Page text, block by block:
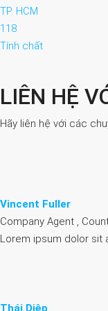
TP. HCM
118
Tính chất
LIÊN HỆ
Hãy liên hệ với các
Vincent Fuller
Company Agent ,
Lorem ipsum dolor sit
Thái Diệp